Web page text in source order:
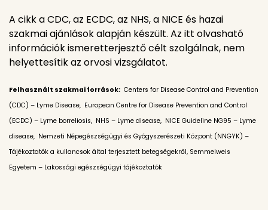
A cikk a CDC, az ECDC, az NHS, a NICE és hazai
szakmai ajánlások alapján készült. Az itt olvasható
információk ismeretterjesztő célt szolgálnak, nem
helyettesítik az orvosi vizsgálatot.
Felhasznált szakmai források: Centers for Disease Control and Prevention
(CDC) – Lyme Disease, European Centre for Disease Prevention and Control
(ECDC) – Lyme borreliosis, NHS – Lyme disease, NICE Guideline NG95 – Lyme
disease, Nemzeti Népegészségügyi és Gyógyszerészeti Központ (NNGYK) –
Tájékoztatók a kullancsok által terjesztett betegségekről, Semmelweis
Egyetem – Lakossági egészségügyi tájékoztatók